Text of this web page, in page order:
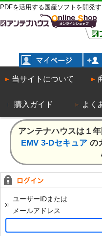
PDFを活用する国産ソフトを開発
当サイトについて
購入ガイド よく
アンテナハウスは１
EMV 3-Dセキュア の
ユーザーIDまたは
メールアドレス